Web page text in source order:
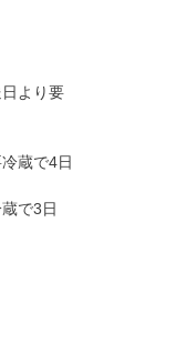
より要
蔵で4日
で3日